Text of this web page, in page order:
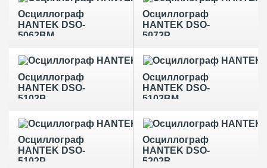
Осциллограф
HANTEK DSO-
5062BM
Осциллограф
HANTEK DSO-
5072P
Осциллограф
HANTEK DSO-
5102B
Осциллограф
HANTEK DSO-
5102BM
Осциллограф
HANTEK DSO-
5102P
Осциллограф
HANTEK DSO-
5202B